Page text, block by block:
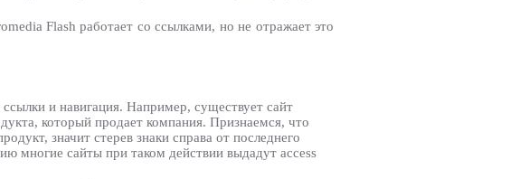
Flash работает со ссылками, но не отражает это
и навигация. Например, существует сайт
который продает компания. Признаемся, что
значит стерев знаки справа от последнего
многие сайты при таком действии выдадут access